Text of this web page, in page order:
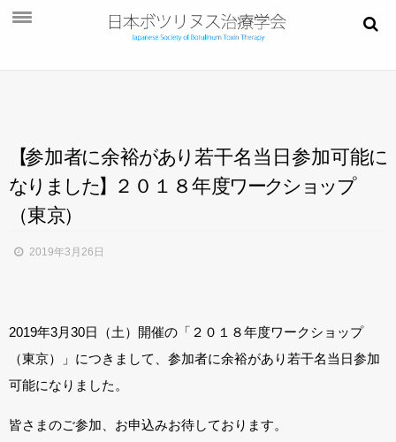
ご挨拶
開催概要
演題募集
会員ページ
【参加者に余裕があり 若干名当日参加可能に
なり ま した】 ２０１８年度ワークショ ップ
（東京）
2019年3月26日
2019年3月30日（土）開催の「２０１８年度ワークショップ
（東京）」につきまして、参加者に余裕があり若干名当日参加
可能になりました。
皆さまのご参加、お申込みお待しております。